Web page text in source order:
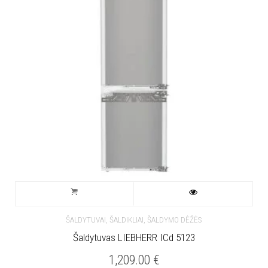
ŠALDYTUVAI, ŠALDIKLIAI, ŠALDYMO DĖŽĖS
Šaldytuvas LIEBHERR ICd 5123
1,209.00 €